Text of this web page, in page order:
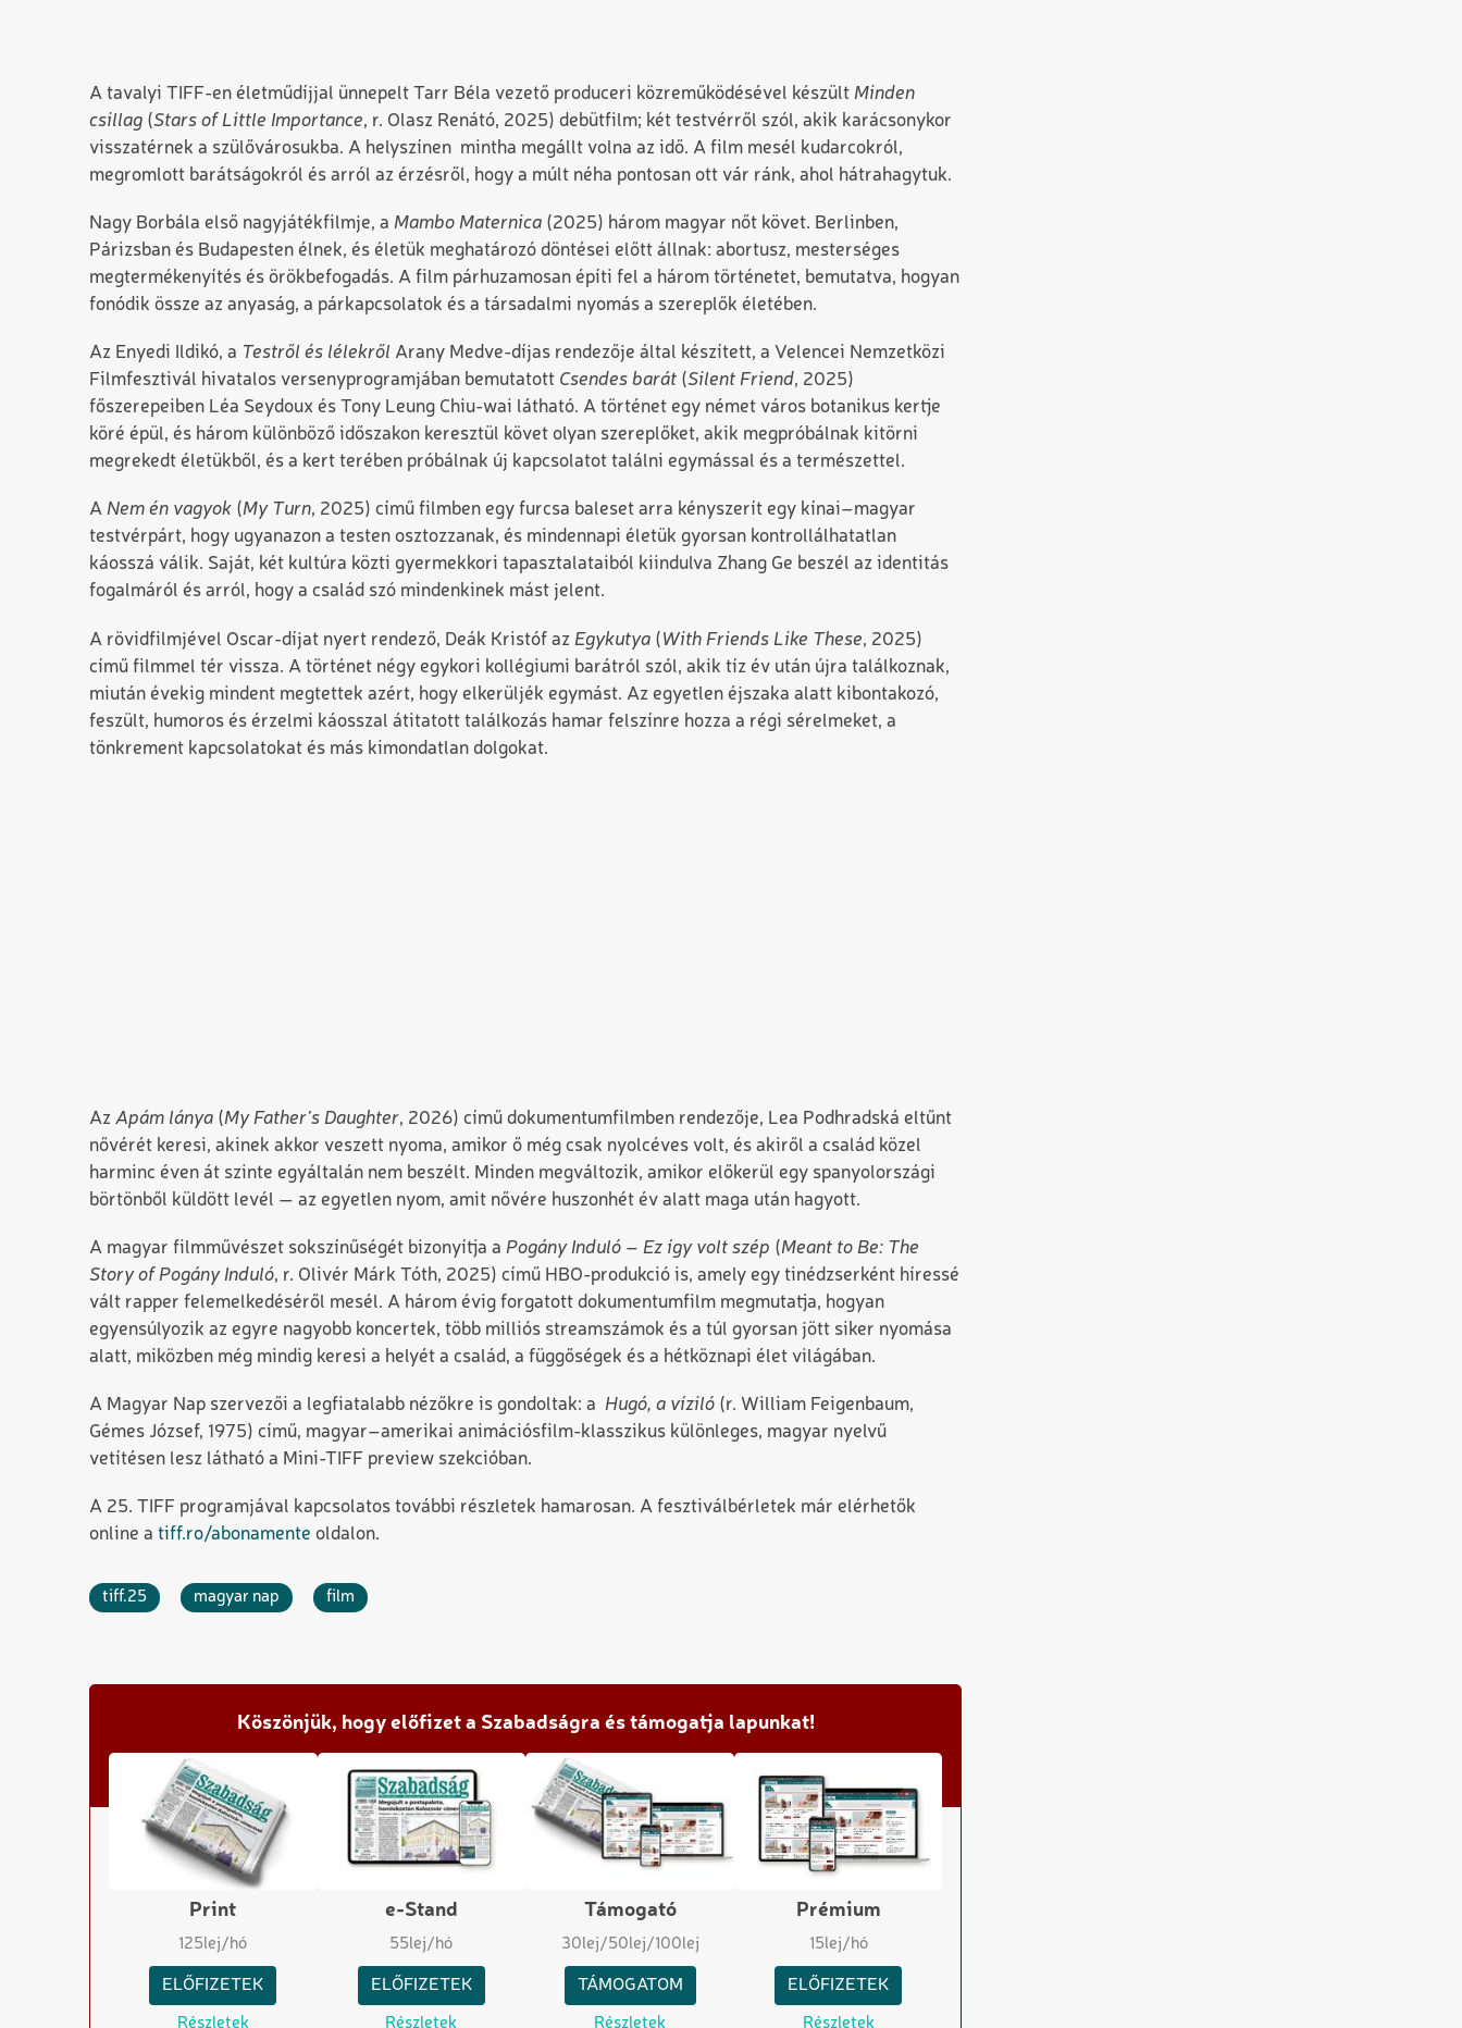
A tavalyi TIFF-en életműdíjjal ünnepelt Tarr Béla vezető produceri közreműködésével készült Minden
csillag (Stars of Little Importance, r. Olasz Renátó, 2025) debütfilm; két testvérről szól, akik karácsonykor
visszatérnek a szülővárosukba. A helyszínen mintha megállt volna az idő. A film mesél kudarcokról,
megromlott barátságokról és arról az érzésről, hogy a múlt néha pontosan ott vár ránk, ahol hátrahagytuk.
Nagy Borbála első nagyjátékfilmje, a Mambo Maternica (2025) három magyar nőt követ. Berlinben,
Párizsban és Budapesten élnek, és életük meghatározó döntései előtt állnak: abortusz, mesterséges
megtermékenyítés és örökbefogadás. A film párhuzamosan építi fel a három történetet, bemutatva, hogyan
fonódik össze az anyaság, a párkapcsolatok és a társadalmi nyomás a szereplők életében.
Az Enyedi Ildikó, a Testről és lélekről Arany Medve-díjas rendezője által készített, a Velencei Nemzetközi
Filmfesztivál hivatalos versenyprogramjában bemutatott Csendes barát (Silent Friend, 2025)
főszerepeiben Léa Seydoux és Tony Leung Chiu-wai látható. A történet egy német város botanikus kertje
köré épül, és három különböző időszakon keresztül követ olyan szereplőket, akik megpróbálnak kitörni
megrekedt életükből, és a kert terében próbálnak új kapcsolatot találni egymással és a természettel.
A Nem én vagyok (My Turn, 2025) című filmben egy furcsa baleset arra kényszerít egy kínai–magyar
testvérpárt, hogy ugyanazon a testen osztozzanak, és mindennapi életük gyorsan kontrollálhatatlan
káosszá válik. Saját, két kultúra közti gyermekkori tapasztalataiból kiindulva Zhang Ge beszél az identitás
fogalmáról és arról, hogy a család szó mindenkinek mást jelent.
A rövidfilmjével Oscar-díjat nyert rendező, Deák Kristóf az Egykutya ( With Friends Like These, 2025)
című filmmel tér vissza. A történet négy egykori kollégiumi barátról szól, akik tíz év után újra találkoznak,
miután évekig mindent megtettek azért, hogy elkerüljék egymást. Az egyetlen éjszaka alatt kibontakozó,
feszült, humoros és érzelmi káosszal átitatott találkozás hamar felszínre hozza a régi sérelmeket, a
tönkrement kapcsolatokat és más kimondatlan dolgokat.
Az Apám lánya (My Father’s Daughter, 2026) című dokumentumfilmben rendezője, Lea Podhradská eltűnt
nővérét keresi, akinek akkor veszett nyoma, amikor ő még csak nyolcéves volt, és akiről a család közel
harminc éven át szinte egyáltalán nem beszélt. Minden megváltozik, amikor előkerül egy spanyolországi
börtönből küldött levél — az egyetlen nyom, amit nővére huszonhét év alatt maga után hagyott.
A magyar filmművészet sokszínűségét bizonyítja a Pogány Induló – Ez így volt szép (Meant to Be: The
Story of Pogány Induló, r. Olivér Márk Tóth, 2025) című HBO-produkció is, amely egy tinédzserként híressé
vált rapper felemelkedéséről mesél. A három évig forgatott dokumentumfilm megmutatja, hogyan
egyensúlyozik az egyre nagyobb koncertek, több milliós streamszámok és a túl gyorsan jött siker nyomása
alatt, miközben még mindig keresi a helyét a család, a függőségek és a hétköznapi élet világában.
A Magyar Nap szervezői a legfiatalabb nézőkre is gondoltak: a Hugó, a víziló (r. William Feigenbaum,
Gémes József, 1975) című, magyar–amerikai animációsfilm-klasszikus különleges, magyar nyelvű
vetítésen lesz látható a Mini-TIFF preview szekcióban.
A 25. TIFF programjával kapcsolatos további részletek hamarosan. A fesztiválbérletek már elérhetők
online a tiff.ro/abonamente oldalon.
tiff.25 magyar nap film
Köszönjük, hogy előfizet a Szabadságra és támogatja lapunkat!
Print
125lej/hó
ELŐFIZETEK
Részletek
e-Stand
55lej/hó
ELŐFIZETEK
Részletek
Támogató
30lej/50lej/100lej
TÁMOGATOM
Részletek
Prémium
15lej/hó
ELŐFIZETEK
Részletek